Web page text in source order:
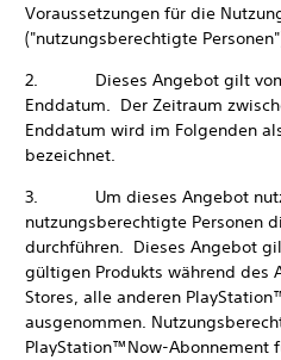
Voraussetzungen für die
("nutzungsberechtigte
2. Dieses Angebot gilt vom
Enddatum. Der Zeitraum
Enddatum wird im Folgenden
bezeichnet.
3. Um dieses Angebot
nutzungsberechtigte Personen
durchführen. Dieses Angebot
gültigen Produkts während des
Stores, alle anderen
ausgenommen.
PlayStation™Now-Abonnement